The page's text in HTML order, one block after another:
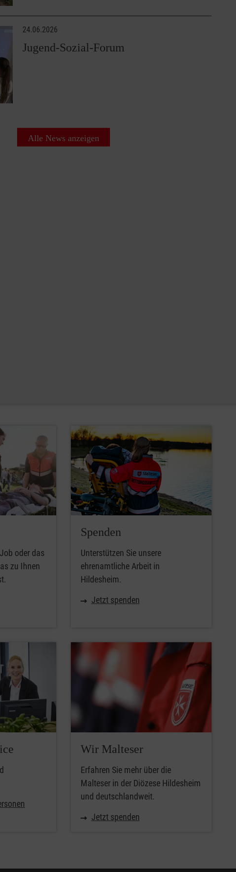
24.06.2026
Jugend-Sozial-Forum
Alle News anzeigen
oder das
zu Ihnen
Spenden
Unterstützen Sie unsere
ehrenamtliche Arbeit in
Hildesheim.
Jetzt spenden
Wir Malteser
Erfahren Sie mehr über die
Malteser in der Diözese Hildesheim
und deutschlandweit.
Jetzt spenden